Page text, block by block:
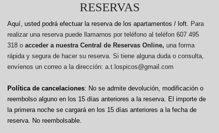
RESERVAS
Aquí, usted podrá efectuar la reserva de los apartamentos / loft. Para
realizar una reserva puede llamarnos por teléfono al teléfon 607 495
318 o acceder a nuestra Central de Reservas Online, una forma
rápida y segura de hacer su reserva. Si tiene alguna duda o consulta,
envíenos un correo a la dirección: a.t.lospicos@gmail.com
Política de cancelaciones: No se admite devolución, modificación o
reembolso alguno en los 15 días anteriores a la reserva. El importe de
la primera noche se cargará en los 15 días anteriores a la fecha de
reserva. No reembolsable.